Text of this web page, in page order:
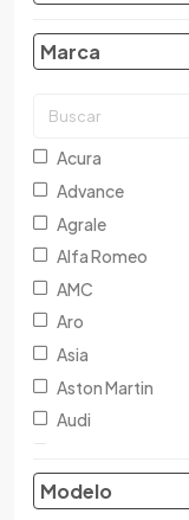
Marca
Acura
Advance
Agrale
Alfa Romeo
AMC
Aro
Asia
Aston Martin
Audi
Baic
Modelo